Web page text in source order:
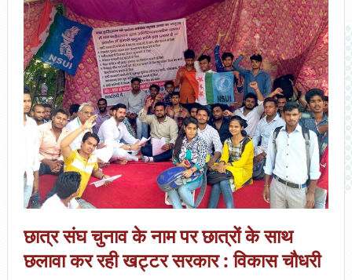
छात्र संघ चुनाव के नाम पर छात्रों के साथ
छलावा कर रही खट्टर सरकार : विकास चौधरी